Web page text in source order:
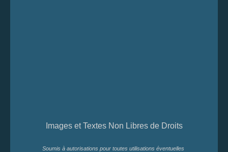
Images et Textes Non Libres de Droits
Soumis à autorisations pour toutes utilisations éventuelles